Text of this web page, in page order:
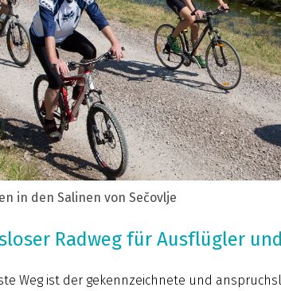
in den Salinen von Sečovlje
Radweg für Ausflügler
Weg ist der gekennzeichnete und